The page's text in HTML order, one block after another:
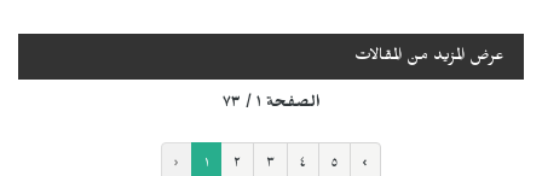
عرض المزيد من المقالات
الصفحة ١ / ٧٣
‹ ١ ٢ ٣ ٤ ٥ ›